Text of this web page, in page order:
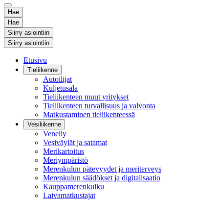
Hae
Hae
Siirry asiointiin
Siirry asiointiin
Etusivu
Tieliikenne
Autoilijat
Kuljetusala
Tieliikenteen muut yritykset
Tieliikenteen turvallisuus ja valvonta
Matkustaminen tieliikenteessä
Vesiliikenne
Veneily
Vesiväylät ja satamat
Merikartoitus
Meriympäristö
Merenkulun pätevyydet ja meriterveys
Merenkulun säädökset ja digitalisaatio
Kauppamerenkulku
Laivamatkustajat